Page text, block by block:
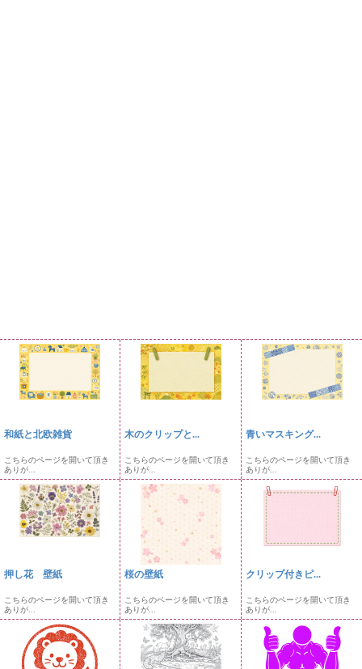
和紙と北欧雑貨
こちらのページを開いて頂き
ありが...
木のクリップと...
こちらのページを開いて頂き
ありが...
青いマスキング...
こちらのページを開いて頂き
ありが...
押し花 壁紙
こちらのページを開いて頂き
ありが...
桜の壁紙
こちらのページを開いて頂き
ありが...
クリップ付きピ...
こちらのページを開いて頂き
ありが...